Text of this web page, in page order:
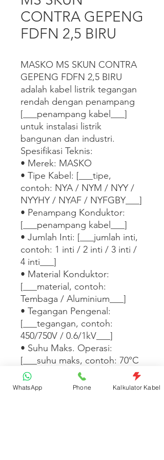
CONTRA GEPENG
FDFN 2,5 BIRU
MASKO MS SKUN CONTRA
GEPENG FDFN 2,5 BIRU
adalah kabel listrik tegangan
rendah dengan penampang
[___penampang kabel___]
untuk instalasi listrik
bangunan dan industri.
Spesifikasi Teknis:
• Merek: MASKO
• Tipe Kabel: [___tipe,
contoh: NYA / NYM / NYY /
NYYHY / NYAF / NYFGBY___]
• Penampang Konduktor:
[___penampang kabel___]
• Jumlah Inti: [___jumlah inti,
contoh: 1 inti / 2 inti / 3 inti /
4 inti___]
• Material Konduktor:
[___material, contoh:
Tembaga / Aluminium___]
• Tegangan Pengenal:
[___tegangan, contoh:
450/750V / 0.6/1kV___]
• Suhu Maks. Operasi:
[___suhu maks, contoh: 70°C
/ 90°C___]
• Standar: [___standar,
WhatsApp Phone Kalkulator Kabel